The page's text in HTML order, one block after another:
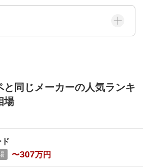
と同じメーカーの人気ランキ
場
〜307万円